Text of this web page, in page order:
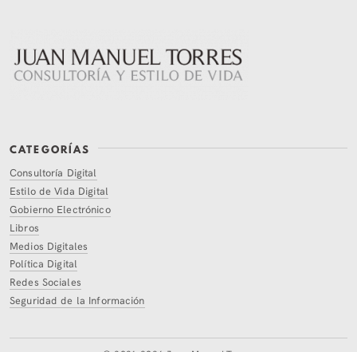
CATEGORÍAS
Consultoría Digital
Estilo de Vida Digital
Gobierno Electrónico
Libros
Medios Digitales
Política Digital
Redes Sociales
Seguridad de la Información